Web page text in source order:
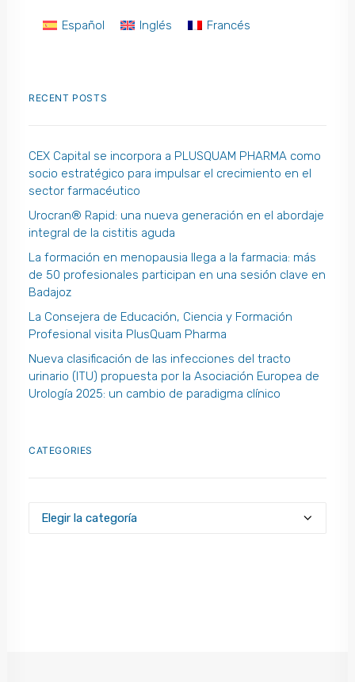
Español Inglés Francés
RECENT POSTS
CEX Capital se incorpora a PLUSQUAM PHARMA como
socio estratégico para impulsar el crecimiento en el
sector farmacéutico
Urocran® Rapid: una nueva generación en el abordaje
integral de la cistitis aguda
La formación en menopausia llega a la farmacia: más
de 50 profesionales participan en una sesión clave en
Badajoz
La Consejera de Educación, Ciencia y Formación
Profesional visita PlusQuam Pharma
Nueva clasificación de las infecciones del tracto
urinario (ITU) propuesta por la Asociación Europea de
Urología 2025: un cambio de paradigma clínico
CATEGORIES
Categories